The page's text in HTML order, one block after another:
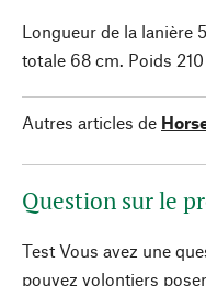
Longueur de la lanière
totale 68 cm. Poids 210
Autres articles de
Question sur le
Test Vous avez une
pouvez volontiers